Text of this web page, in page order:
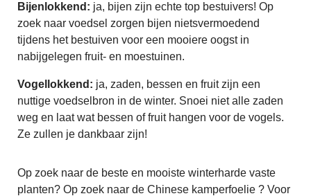
Bijenlokkend: ja, bijen zijn echte top bestuivers! Op
zoek naar voedsel zorgen bijen nietsvermoedend
tijdens het bestuiven voor een mooiere oogst in
nabijgelegen fruit- en moestuinen.
Vogellokkend: ja, zaden, bessen en fruit zijn een
nuttige voedselbron in de winter. Snoei niet alle zaden
weg en laat wat bessen of fruit hangen voor de vogels.
Ze zullen je dankbaar zijn!
Op zoek naar de beste en mooiste winterharde vaste
planten? Op zoek naar de Chinese kamperfoelie ? Voor